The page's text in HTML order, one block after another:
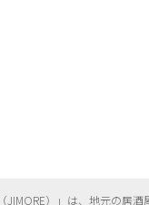
JIMORE）」は、地元の居酒